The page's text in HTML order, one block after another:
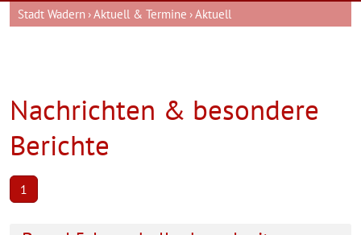
Stadt Wadern Aktuell & Termine Aktuell
Nachrichten & besondere
Berichte
1